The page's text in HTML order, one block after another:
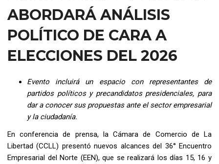
ABORDARÁ ANÁLISIS
POLÍTICO DE CARA A
ELECCIONES DEL 2026
Evento incluirá un espacio con representantes de
partidos políticos y precandidatos presidenciales, para
dar a conocer sus propuestas ante el sector empresarial
y la ciudadanía.
En conferencia de prensa, la Cámara de Comercio de La
Libertad (CCLL) presentó nuevos alcances del 36° Encuentro
Empresarial del Norte (EEN), que se realizará los días 15, 16 y